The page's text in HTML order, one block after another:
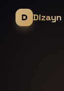
Dizayn